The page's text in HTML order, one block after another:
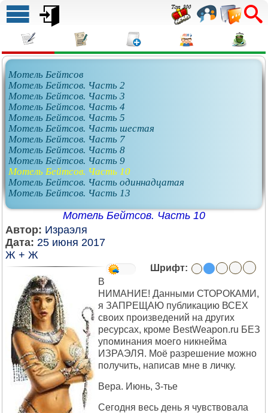
Мотель Бейтсов
Мотель Бейтсов. Часть 2
Мотель Бейтсов. Часть 3
Мотель Бейтсов. Часть 4
Мотель Бейтсов. Часть 5
Мотель Бейтсов. Часть шестая
Мотель Бейтсов. Часть 7
Мотель Бейтсов. Часть 8
Мотель Бейтсов. Часть 9
Мотель Бейтсов. Часть 10
Мотель Бейтсов. Часть одиннадцатая
Мотель Бейтсов. Часть 13
Мотель Бейтсов. Часть 10
Автор: Израэля
Дата: 25 июня 2017
Ж + Ж
Шрифт:
В
НИМАНИЕ! Данными СТОРОКАМИ,
я ЗАПРЕЩАЮ публикацию ВСЕХ
своих произведений на других
ресурсах, кроме BestWeapon.ru БЕЗ
упоминания моего никнейма
ИЗРАЭЛЯ. Моё разрешение можно
получить, написав мне в личку.
Вера. Июнь, 3-тье
Сегодня весь день я чувствовала